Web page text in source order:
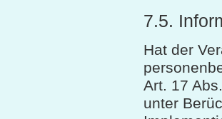
7.5.
Hat der
Art. 17
unter